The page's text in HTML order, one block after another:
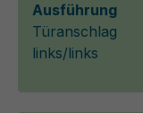
Ausführung
Türanschlag
links/links